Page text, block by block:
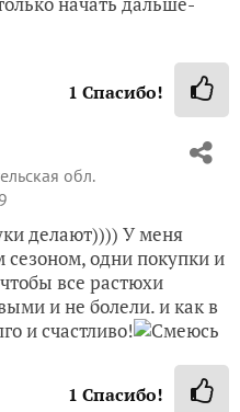
1 Спасибо!
обл.
делают)))) У меня
сезоном, одни покупки и
все растюхи
и не болели. и как в
и счастливо!
1 Спасибо!